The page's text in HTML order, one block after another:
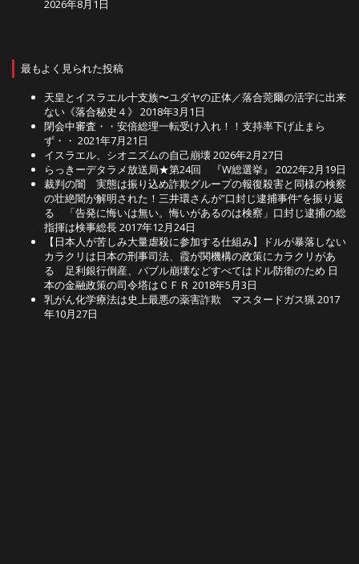
2026年8月1日
最もよく見られた投稿
天皇とイスラエル十支族〜ユダヤの正体／落合莞爾の活字に出来
ない《落合秘史４》 2018年3月1日
閉会中審査・・安倍総理一転受け入れ！！支持率下げ止まら
ず・・ 2021年7月21日
イスラエル、シオニズムの自己崩壊2026年2月27日
らっきーデタラメ放送局★第24回 『W総選挙』
2022年2月19日
裁判の闇 実態は振り込め詐欺グループの報復殺害と同様の検察
の壮絶闇が解明された！三井環さんが”口封じ逮捕事件”を振り返
る 「告発に悔いは無い。悔いがあるのは検察」口封じ逮捕の総
指揮は検事総長2017年12月24日
【日本人が苦しみ大量虐殺に参加する仕組み】ドルが暴落しない
カラクリは日本の刑事司法、霞が関機構の政策にカラクリがあ
る 足利銀行倒産、バブル崩壊などすべてはドル防衛のため 日
本の金融政策の司令塔はＣＦＲ 2018年5月3日
乳がん化学療法は史上最悪の薬害詐欺 マスタードガス猟 2017
年10月27日